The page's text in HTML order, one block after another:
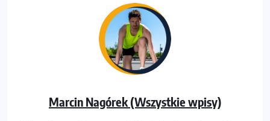
Marcin Nagórek (Wszystkie wpisy)